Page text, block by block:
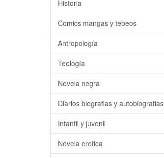
Historia
Comics mangas y tebeos
Antropología
Teología
Novela negra
Diarios biografias y autobiografias
Infantil y juvenil
Novela erotica